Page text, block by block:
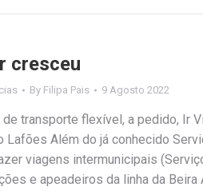
cresceu
By Filipa Pais 9 Agosto 2022
transporte flexível, a pedido, Ir
Lafões Além do já conhecido
viagens intermunicipais
e apeadeiros da linha da Beira